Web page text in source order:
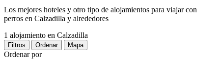
Los mejores hoteles y otro tipo de alojamientos para viajar con
perros en Calzadilla y alrededores
1 alojamiento en Calzadilla
Filtros Ordenar Mapa
Ordenar por